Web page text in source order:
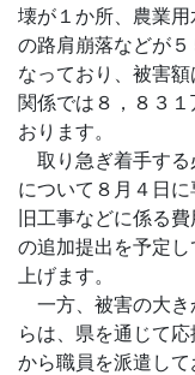
壊が１か所、農業
の路肩崩落などが
なっており、被害
関係では８，８３
おります。
取り急ぎ着手する
について８月４日
旧工事などに係る
の追加提出を予定
上げます。
一方、被害の大き
らは、県を通じて
から職員を派遣し